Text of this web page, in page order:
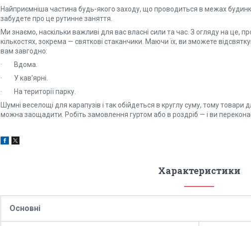
Найприємніша частина будь-якого заходу, що проводиться в межах
забудете про це рутинне заняття.
Ми знаємо, наскільки важливі для вас власні сили та час. З огляду на це,
кількостях, зокрема — святкові стаканчики. Маючи їх, ви зможете
вам завгодно:
· Вдома.
· У кав'ярні.
· На території парку.
Шумні веселощі для карапузів і так обійдеться в круглу суму, тому
можна заощадити. Робіть замовлення гуртом або в роздріб — і ви
Характеристики
Основні